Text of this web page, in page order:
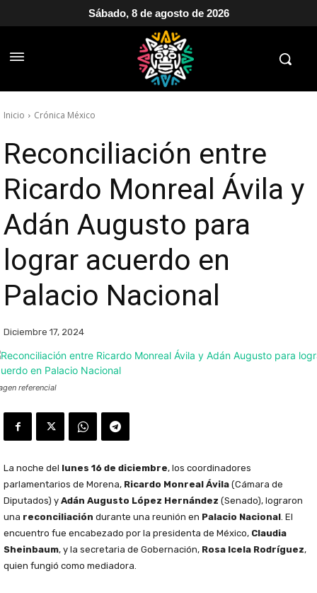
Sábado, 8 de agosto de 2026
Inicio Crónica México
Reconciliación entre
Ricardo Monreal Ávila y
Adán Augusto para
lograr acuerdo en
Palacio Nacional
Diciembre 17, 2024
referencial
La noche del lunes 16 de diciembre, los coordinadores
parlamentarios de Morena, Ricardo Monreal Ávila (Cámara de
Diputados) y Adán Augusto López Hernández (Senado), lograron
una reconciliación durante una reunión en Palacio Nacional. El
encuentro fue encabezado por la presidenta de México, Claudia
Sheinbaum, y la secretaria de Gobernación, Rosa Icela Rodríguez,
quien fungió como mediadora.